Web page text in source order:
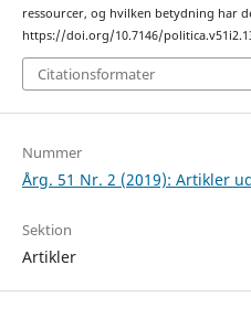
ressourcer, og hvilken betydning har
https://doi.org/10.7146/
Citationsformater
Nummer
Årg. 51 Nr. 2 (2019): Artikler
Sektion
Artikler